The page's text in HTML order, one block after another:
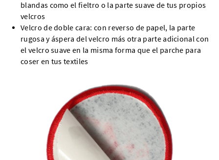
blandas como el fieltro o la parte suave de tus propios
velcros
Velcro de doble cara: con reverso de papel, la parte
rugosa y áspera del velcro más otra parte adicional con
el velcro suave en la misma forma que el parche para
coser en tus textiles